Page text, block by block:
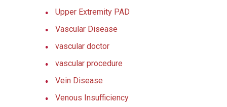
Upper Extremity PAD
Vascular Disease
vascular doctor
vascular procedure
Vein Disease
Venous Insufficiency